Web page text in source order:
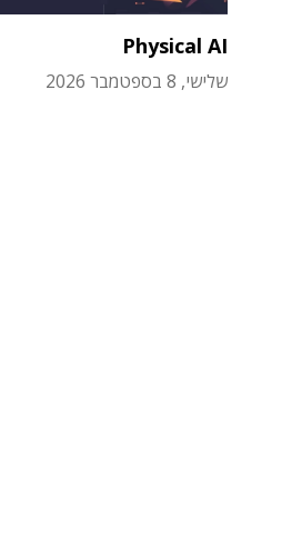
Physical AI
שלישי, 8 בספטמבר 2026